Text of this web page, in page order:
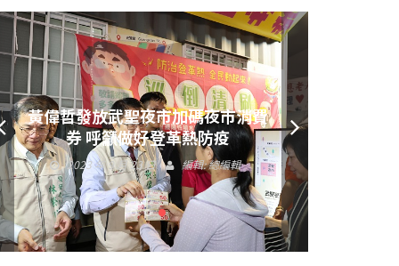
黃偉哲發放武聖夜市加碼夜市消費
券 呼籲做好登革熱防疫
2023 年 9 月 23 日 編輯:總編輯